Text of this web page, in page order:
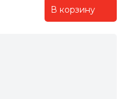
В корзину